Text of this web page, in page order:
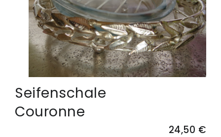
Seifenschale
Couronne
24,50 €